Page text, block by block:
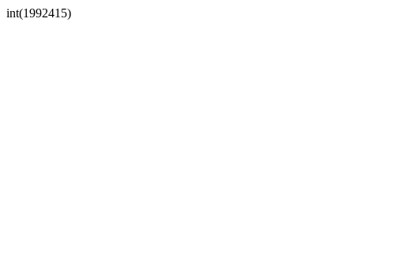
int(1992415)